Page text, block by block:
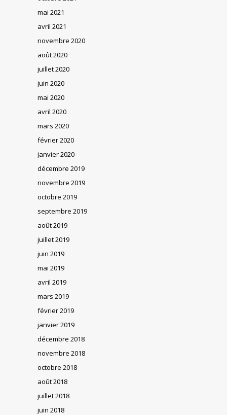
mai 2021
avril 2021
novembre 2020
août 2020
juillet 2020
juin 2020
mai 2020
avril 2020
mars 2020
février 2020
janvier 2020
décembre 2019
novembre 2019
octobre 2019
septembre 2019
août 2019
juillet 2019
juin 2019
mai 2019
avril 2019
mars 2019
février 2019
janvier 2019
décembre 2018
novembre 2018
octobre 2018
août 2018
juillet 2018
juin 2018